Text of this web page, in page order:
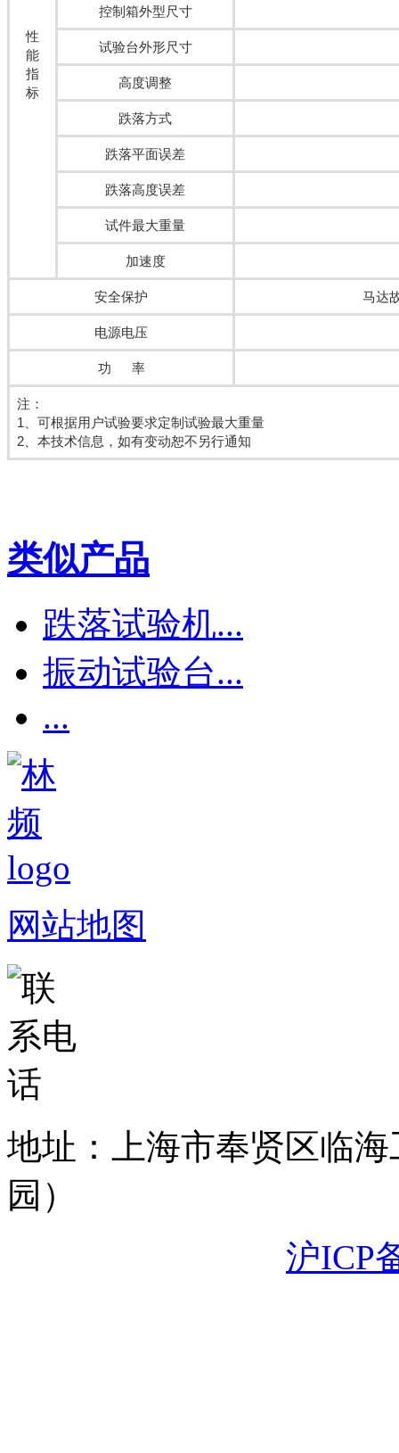
性
能
指
标
控制箱外型尺寸
试验台外形尺寸
高度调整
跌落方式
跌落平面误差
跌落高度误差
试件最大重量
加速度
安全保护 马达
电源电压
功 率
注：
1、可根据用户试验要求定制试验最大重量
2、本技术信息，如有变动恕不另行通知
类似产品
跌落试验机...
振动试验台...
...
网站地图
地址：上海市奉贤区临
园）
沪ICP